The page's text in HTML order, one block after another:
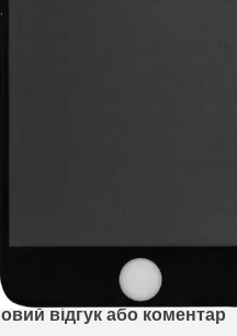
відгук або коментар